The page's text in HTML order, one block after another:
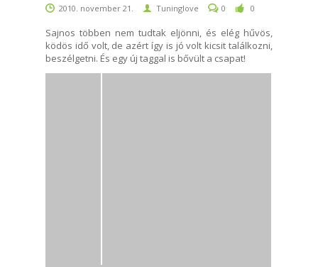
2010. november 21. Tuninglove 0 0
Sajnos többen nem tudtak eljönni, és elég hűvös,
ködös idő volt, de azért így is jó volt kicsit találkozni,
beszélgetni. És egy új taggal is bővült a csapat!